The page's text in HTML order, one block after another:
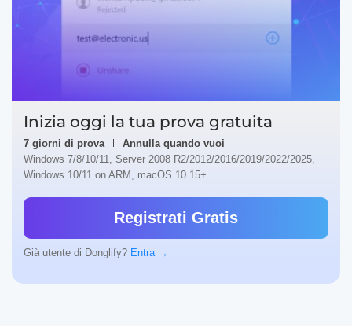
Inizia oggi la tua prova gratuita
7 giorni di prova
Annulla quando vuoi
Windows 7/8/10/11, Server 2008 R2/2012/2016/2019/2022/2025,
Windows 10/11 on ARM, macOS 10.15+
Già utente di Donglify? Entra →
Registrati Gratis